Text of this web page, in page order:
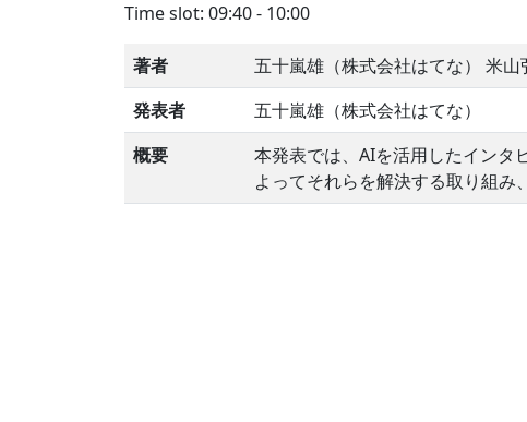
Time slot: 09:40 - 10:00
著者
五十嵐雄（株式会社はてな） 米山
発表者
五十嵐雄（株式会社はてな）
概要
本発表では、AIを活用したインタ
よってそれらを解決する取り組み